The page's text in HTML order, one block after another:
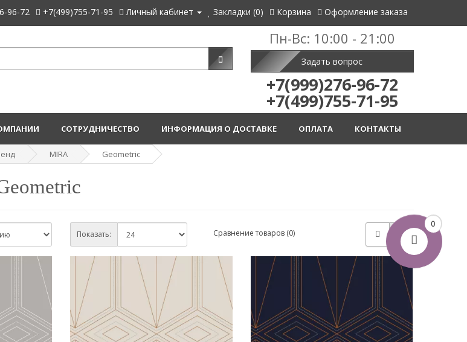
0
96-72 +7(499)755-71-95 Личный кабинет Закладки (0) Корзина Оформление заказа
Пн-Вс: 10:00 - 21:00
Задать вопрос
+7(999)276-96-72
+7(499)755-71-95
КОНТАКТЫ
ОПЛАТА
ИНФОРМАЦИЯ О ДОСТАВКЕ
СОТРУДНИЧЕСТВО
MIRA Geometric
Показать: Сравнение товаров (0)